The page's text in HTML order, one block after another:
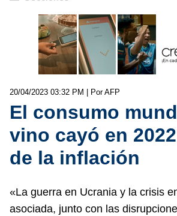
20/04/2023 03:32 PM | Por AFP
El consumo
vino cayó en
de la inflación
«La guerra en Ucrania y la crisis
asociada, junto con las